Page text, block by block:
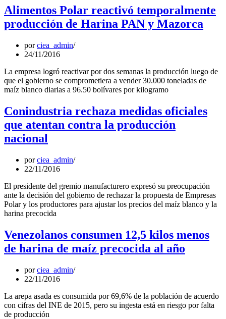
Alimentos Polar reactivó temporalmente
producción de Harina PAN y Mazorca
porciea_admin
24/11/2016
La empresa logró reactivar por dos semanas la producción luego de
que el gobierno se comprometiera a vender 30.000 toneladas de
maíz blanco diarias a 96.50 bolívares por kilogramo
Conindustria rechaza medidas oficiales
que atentan contra la producción
nacional
porciea_admin
22/11/2016
El presidente del gremio manufacturero expresó su preocupación
ante la decisión del gobierno de rechazar la propuesta de Empresas
Polar y los productores para ajustar los precios del maíz blanco y la
harina precocida
Venezolanos consumen 12,5 kilos menos
de harina de maíz precocida al año
porciea_admin
22/11/2016
La arepa asada es consumida por 69,6% de la población de acuerdo
con cifras del INE de 2015, pero su ingesta está en riesgo por falta
de producción